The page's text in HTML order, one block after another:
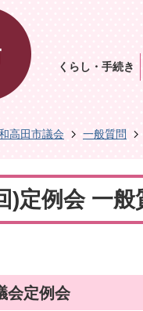
くらし・手続き
高田市議会 一般質問
)定例会 一般
会定例会